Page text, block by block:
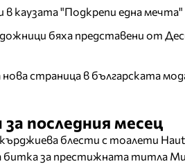
в каузата "Подкрепи една мечта"
бяха представени от
страница в българската
последния месец
блести с тоалети
битка за престижната титла